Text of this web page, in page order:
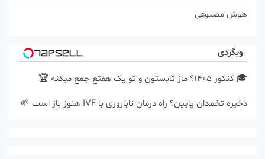
هوش مصنوعی
وبگردی
🎓 کنکور ۱۴۰5؟ ماز تابستون و تو یک هفتع جمع میکنه 🏆
ذخیره تخمدان پایین؟ راه درمان ناباروری با IVF هنوز باز است 🌱